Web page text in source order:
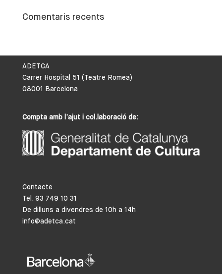
Comentaris recents
ADETCA
Carrer Hospital 51 (Teatre Romea)
08001 Barcelona
Compta amb l’ajut i col.laboració de:
Contacte
Tel. 93 749 10 31
De dilluns a divendres de 10h a 14h
info@adetca.cat